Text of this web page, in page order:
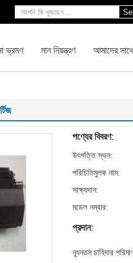
ভ্রমণ মান নিয়ন্ত্রণ আমাদের
পণ্যের বিবরণ:
উৎপত্তি স্থল:
পরিচিতিমুলক নাম:
সাক্ষ্যদান:
মডেল নম্বার:
প্রদান:
ন্যূনতম চাহিদার